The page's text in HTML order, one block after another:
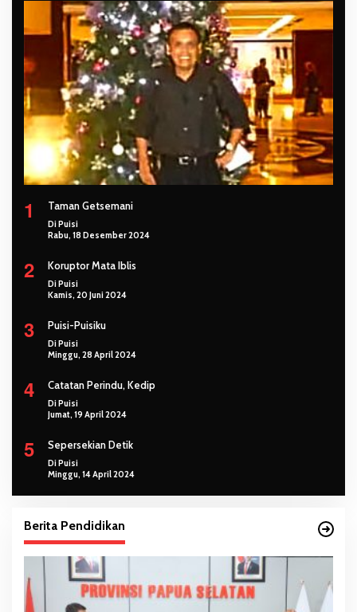
1 Taman Getsemani
Di Puisi
Rabu, 18 Desember 2024
2 Koruptor Mata Iblis
Di Puisi
Kamis, 20 Juni 2024
3 Puisi-Puisiku
Di Puisi
Minggu, 28 April 2024
4 Catatan Perindu, Kedip
Di Puisi
Jumat, 19 April 2024
5 Sepersekian Detik
Di Puisi
Minggu, 14 April 2024
Berita Pendidikan